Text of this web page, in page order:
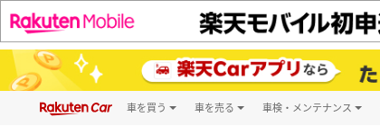
車を買う 車を売る 車検・メンテナンス